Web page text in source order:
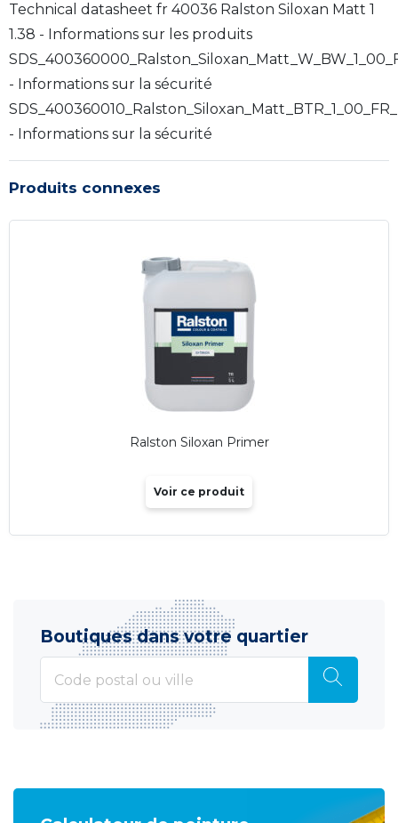
Technical datasheet fr 40036 Ralston Siloxan Matt 1
1.38 - Informations sur les produits
- Informations sur la sécurité
- Informations sur la sécurité
Produits connexes
Ralston Siloxan Primer
Voir ce produit
Boutiques dans votre quartier